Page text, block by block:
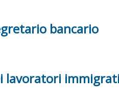
bancario
lavoratori immigrati